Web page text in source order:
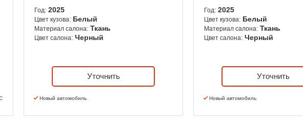
Год: 2025
Цвет кузова: Белый
Материал салона: Ткань
Цвет салона: Черный
Уточнить
Новый автомобиль
Год: 2025
Цвет кузова: Белый
Материал салона: Ткань
Цвет салона: Черный
Уточнить
Новый автомобиль